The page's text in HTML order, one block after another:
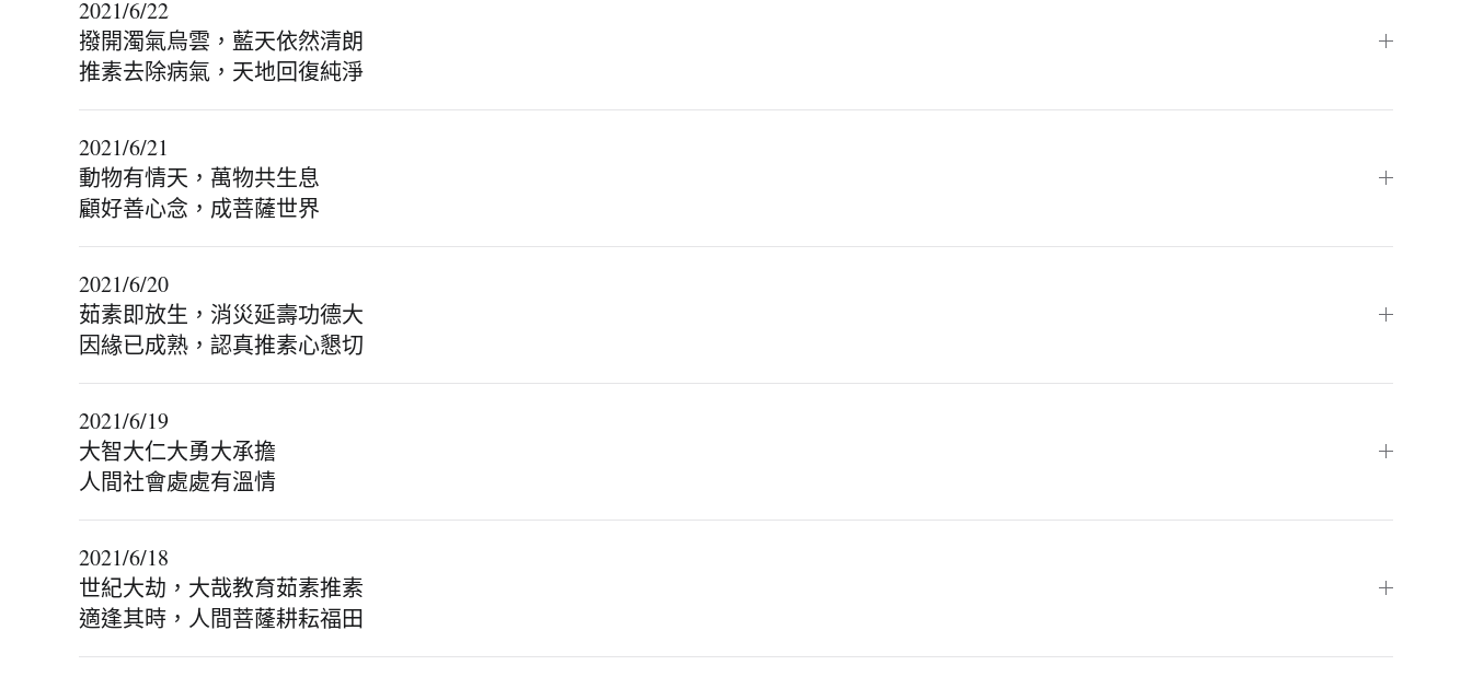
2021/6/22
撥開濁氣烏雲，藍天依然清朗
推素去除病氣，天地回復純淨
2021/6/21
動物有情天，萬物共生息
顧好善心念，成菩薩世界
2021/6/20
茹素即放生，消災延壽功德大
因緣已成熟，認真推素心懇切
2021/6/19
大智大仁大勇大承擔
人間社會處處有溫情
2021/6/18
世紀大劫，大哉教育茹素推素
適逢其時，人間菩蕯耕耘福田